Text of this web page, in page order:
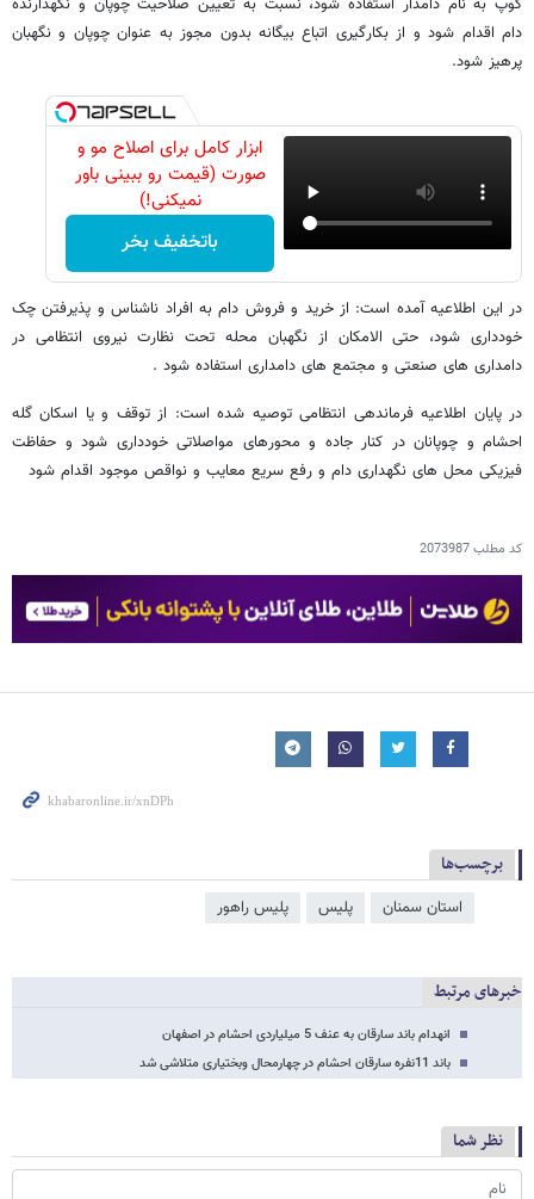
دام اقدام شود و از بکارگیری اتباع بیگانه بدون مجوز به عنوان چوپان و نگهبان
پرهیز شود.
ابزار کامل برای اصلاح مو و
صورت (قیمت رو ببینی باور
نمیکنی!)
باتخفیف بخر
در این اطلاعیه آمده است: از خرید و فروش دام به افراد ناشناس و پذیرفتن چک
خودداری شود، حتی الامکان از نگهبان محله تحت نظارت نیروی انتظامی در
دامداری های صنعتی و مجتمع های دامداری استفاده شود .
در پایان اطلاعیه فرماندهی انتظامی توصیه شده است: از توقف و یا اسکان گله
احشام و چوپانان در کنار جاده و محورهای مواصلاتی خودداری شود و حفاظت
فیزیکی محل های نگهداری دام و رفع سریع معایب و نواقص موجود اقدام شود
کد مطلب2073987
برچسب‌ها
استان سمنان پلیس پلیس راهور
خبرهای مرتبط
انهدام باند سارقان به عنف 5 میلیاردی احشام در اصفهان
باند 11نفره سارقان احشام در چهارمحال وبختیاری متلاشی شد
نظر شما